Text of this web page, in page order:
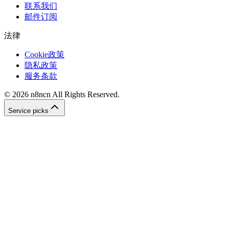
联系我们
邮件订阅
法律
Cookie政策
隐私政策
服务条款
© 2026 n8ncn All Rights Reserved.
Service picks